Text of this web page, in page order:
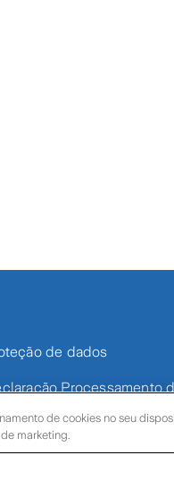
de dados
Processamento
Gerais
de cookies no seu
marketing.